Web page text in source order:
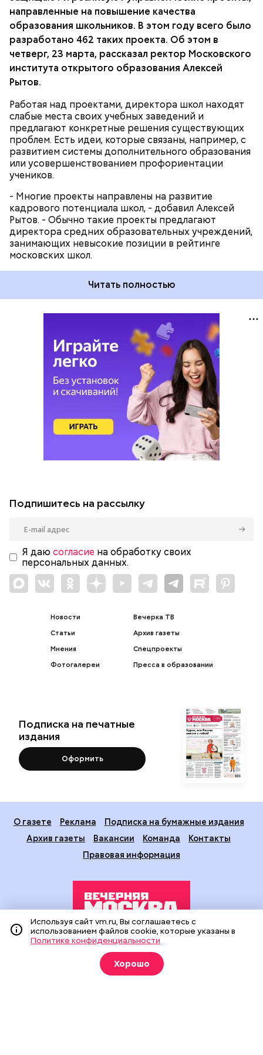
направленные на повышение качества
образования школьников. В этом году всего было
разработано 462 таких проекта. Об этом в
четверг, 23 марта, рассказал ректор Московского
института открытого образования Алексей
Рытов.
Работая над проектами, директора школ находят
слабые места своих учебных заведений и
предлагают конкретные решения существующих
проблем. Есть идеи, которые связаны, например, с
развитием системы дополнительного образования
или усовершенствованием профориентации
учеников.
- Многие проекты направлены на развитие
кадрового потенциала школ, - добавил Алексей
Рытов. - Обычно такие проекты предлагают
директора средних образовательных учреждений,
занимающих невысокие позиции в рейтинге
московских школ.
С готовым проектом директор выходит на
публичную защиту. Прийти на нее могут не только
эксперты, но и родителями со школьниками.
Читать полностью
Подпишитесь на рассылку
Я даю согласие на обработку своих
персональных данных.
Новости
Статьи
Мнения
Фотогалереи
Вечерка ТВ
Архив газеты
Спецпроекты
Пресса в образовании
Подписка на печатные
издания
Оформить
О газете Реклама
Подписка на бумажные издания
Архив газеты
Вакансии Команда
Контакты
Правовая информация
Издание создано при финансовой поддержке Департамента
средств массовой информации и рекламы города Москвы.
На сайте применяются рекомендательные технологии
(информационные технологии предоставления информации
Используя сайт vm.ru, Вы соглашаетесь с
использованием файлов cookie, которые указаны в
Политике конфиденциальности
Хорошо